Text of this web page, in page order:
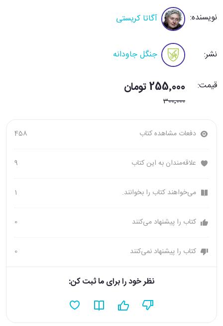
نویسنده: آگاتا کریستی
نشر: جنگل جاودانه
قیمت: 255٬000 تومان
300٬000
دفعات مشاهده کتاب 458
علاقه‌مندان به این کتاب 9
می‌خواهند کتاب را بخوانند. 1
کتاب را پیشنهاد می‌کنند 0
کتاب را پیشنهاد نمی‌کنند 0
نظر خود را برای ما ثبت کن: